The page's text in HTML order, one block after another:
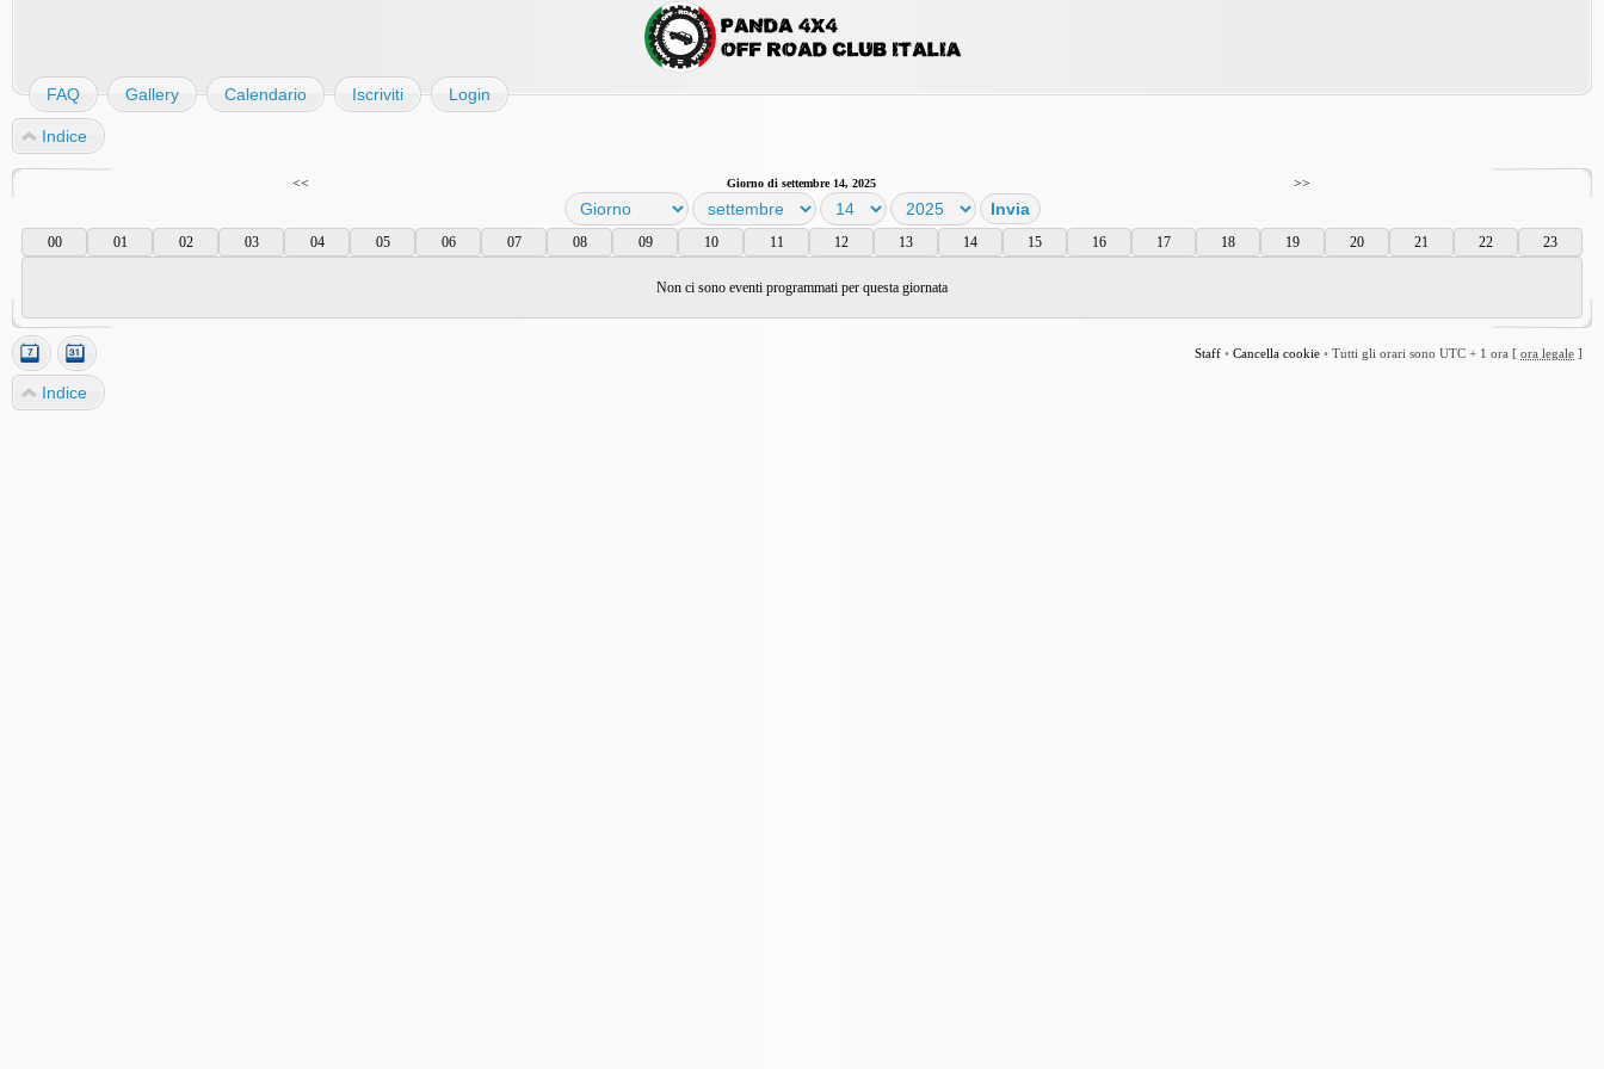
FAQ Gallery Calendario Iscriviti Login
Indice
<< Giorno di settembre 14, 2025 >>
00 01 02 03 04 05 06 07 08 09 10 11 12 13 14 15 16 17 18 19 20 21 22 23
Non ci sono eventi programmati per questa giornata
Staff • Cancella cookie • Tutti gli orari sono UTC + 1 ora [ ora legale ]
Indice